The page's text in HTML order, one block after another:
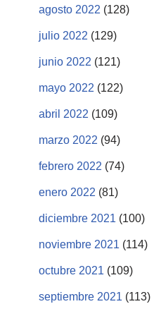
agosto 2022 (128)
julio 2022 (129)
junio 2022 (121)
mayo 2022 (122)
abril 2022 (109)
marzo 2022 (94)
febrero 2022 (74)
enero 2022 (81)
diciembre 2021 (100)
noviembre 2021 (114)
octubre 2021 (109)
septiembre 2021 (113)